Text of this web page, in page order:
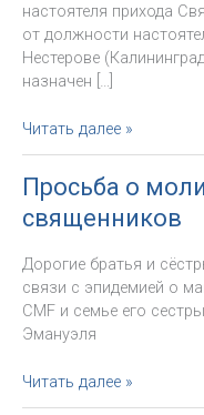
настоятеля прихода
от должности
Нестерове
назначен […]
Декреты:
отставки
и
назначения
Читать далее »
Просьба о
священников
Дорогие братья и
связи с эпидемией о
CMF и семье его
Эмануэля
Просьба
о
Читать далее »